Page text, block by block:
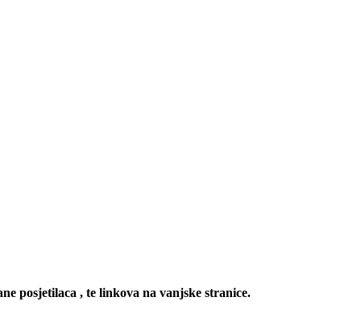
posjetilaca , te linkova na vanjske stranice.